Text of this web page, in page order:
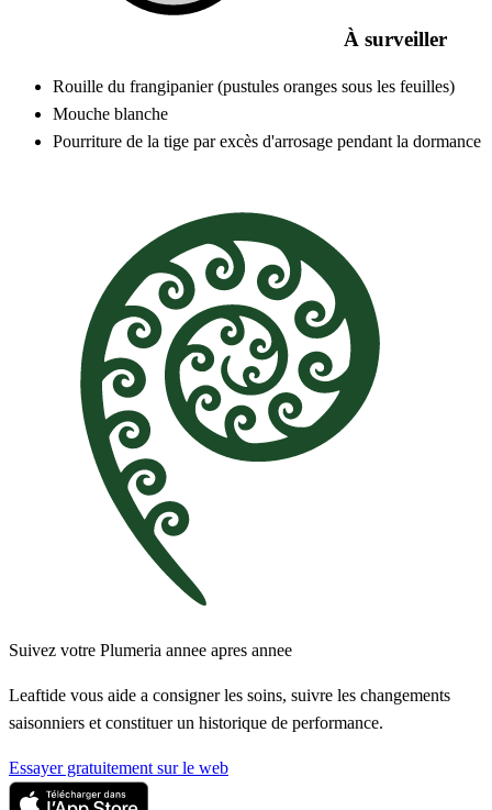
À surveiller
Rouille du frangipanier (pustules oranges sous les feuilles)
Mouche blanche
Pourriture de la tige par excès d'arrosage pendant la dormance
Suivez votre Plumeria annee apres annee
Leaftide vous aide a consigner les soins, suivre les changements
saisonniers et constituer un historique de performance.
Essayer gratuitement sur le web